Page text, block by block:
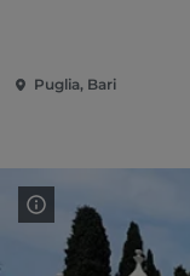
Puglia, Bari